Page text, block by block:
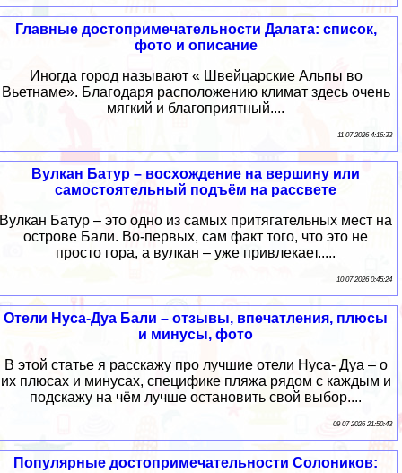
Главные достопримечательности Далата: список,
фото и описание
Иногда город называют « Швейцарские Альпы во
Вьетнаме». Благодаря расположению климат здесь очень
мягкий и благоприятный....
11 07 2026 4:16:33
Вулкан Батур – восхождение на вершину или
самостоятельный подъём на рассвете
Вулкан Батур – это одно из самых притягательных мест на
острове Бали. Во-первых, сам факт того, что это не
просто гора, а вулкан – уже привлекает.....
10 07 2026 0:45:24
Отели Нуса-Дуа Бали – отзывы, впечатления, плюсы
и минусы, фото
В этой статье я расскажу про лучшие отели Нуса- Дуа – о
их плюсах и минусах, специфике пляжа рядом с каждым и
подскажу на чём лучше остановить свой выбор....
09 07 2026 21:50:43
Популярные достопримечательности Солоников: